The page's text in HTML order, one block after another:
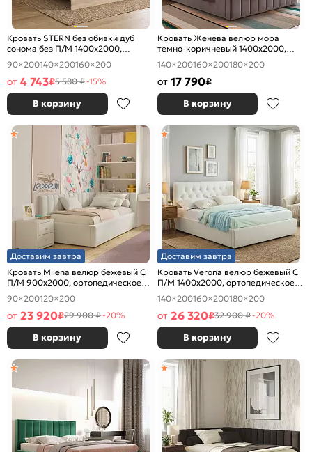
Кровать STERN без обивки дуб
сонома без П/М 1400x2000,
изголовье жесткое
90×200140×200160×200
от 4 743₽5 580 ₽-15%
В корзину
Кровать Женева велюр мора
темно-коричневый 1400x2000,
изголовье мягкое
140×200160×200180×200
от 17 790₽
В корзину
Доставим завтра
Кровать Milena велюр бежевый С
П/М 900x2000, ортопедическое
основание, изголовье мягкое
90×200120×200
от 23 920₽29 900 ₽-20%
В корзину
Доставим завтра
Кровать Verona велюр бежевый С
П/М 1400x2000, ортопедическое
основание, изголовье мягкое
140×200160×200180×200
от 26 320₽32 900 ₽-20%
В корзину